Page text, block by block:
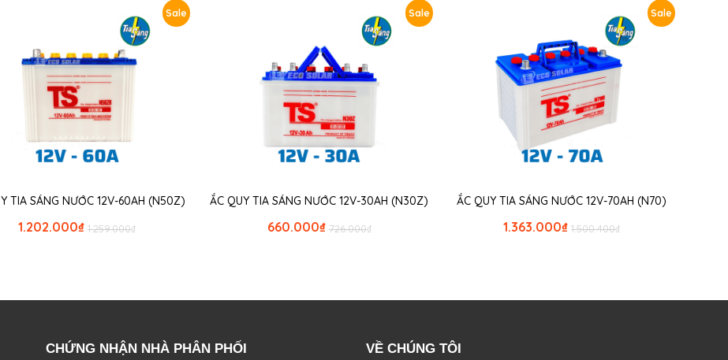
Sale
TIA SÁNG NƯỚC 12V-60AH (N50Z)
₫
1.259.000
₫
1.202.000
Sale
ẮC QUY TIA SÁNG NƯỚC 12V-30AH (N30Z)
₫
726.000
₫
660.000
Sale
ẮC QUY TIA SÁNG NƯỚC 12V-70AH (N70)
₫
1.500.400
₫
1.363.000
CHỨNG NHẬN NHÀ PHÂN PHỐI VỀ CHÚNG TÔI